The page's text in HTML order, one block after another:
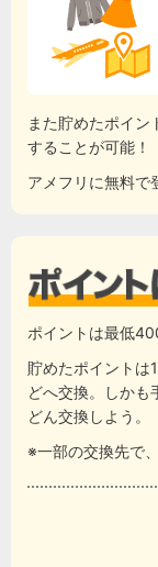
また貯めたポイ
することが可能！
アメフリに無料で
ポイントは最低
貯めたポイントは
どへ交換。しかも
どん交換しよう。
※一部の交換先で